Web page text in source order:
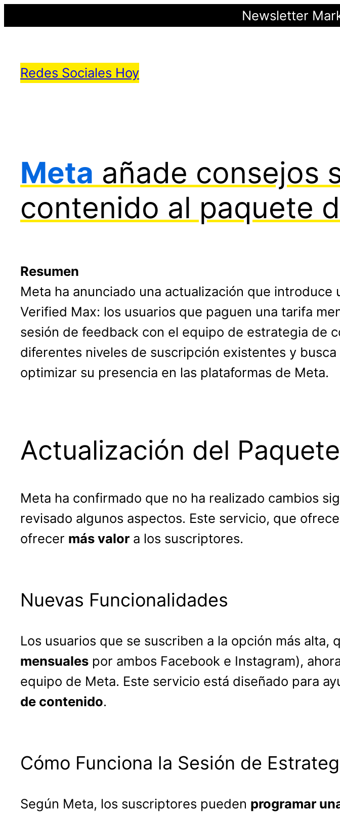
Newsletter
contenido
Redes Sociales Hoy
Meta añade consejos
contenido al paquete
Resumen
Meta ha anunciado una actualización que
Verified Max: los usuarios que paguen una tarifa
sesión de feedback con el equipo de estrategia de
diferentes niveles de suscripción existentes y
optimizar su presencia en las plataformas de Meta.
Actualización del
Meta ha confirmado que no ha realizado cambios
revisado algunos aspectos. Este servicio, que
ofrecer más valor a los suscriptores.
Nuevas Funcionalidades
Los usuarios que se suscriben a la opción más alta,
mensuales por ambos Facebook e Instagram),
equipo de Meta. Este servicio está diseñado para
de contenido.
Cómo Funciona la Sesión de
Según Meta, los suscriptores pueden programar